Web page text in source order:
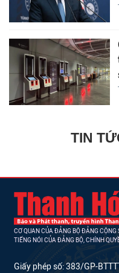
TIN
CƠ QUAN CỦA ĐẢNG BỘ ĐẢNG
TIẾNG NÓI CỦA ĐẢNG BỘ, CHÍNH
Giấy phép số: 383/GP-